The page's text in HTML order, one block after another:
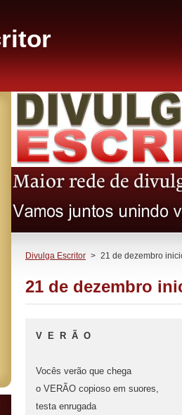
Divulga Escritor > 21 de dezembro
21 de dezembro
V E R Ã O
Vocês verão que chega
o VERÃO copioso em suores,
testa enrugada